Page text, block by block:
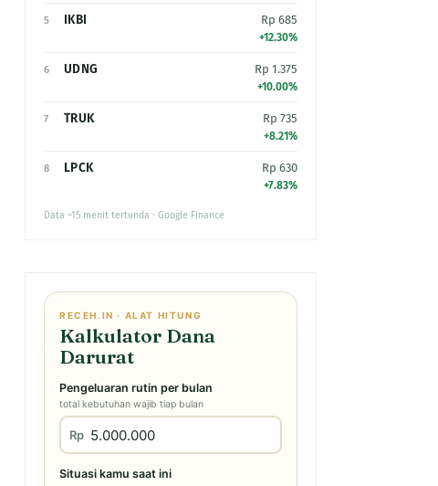
5 IKBI Rp 685
+12.30%
6 UDNG Rp 1.375
+10.00%
7 TRUK Rp 735
+8.21%
8 LPCK Rp 630
+7.83%
Data ~15 menit tertunda · Google Finance
RECEH.IN · ALAT HITUNG
Kalkulator Dana
Darurat
Pengeluaran rutin per bulan
total kebutuhan wajib tiap bulan
Rp
Situasi kamu saat ini